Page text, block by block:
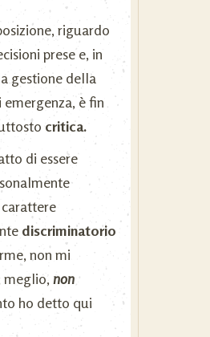
riguardo
prese e, in
gestione della
è fin
critica.
di essere
discriminatorio
non mi
meglio,non
ho detto qui